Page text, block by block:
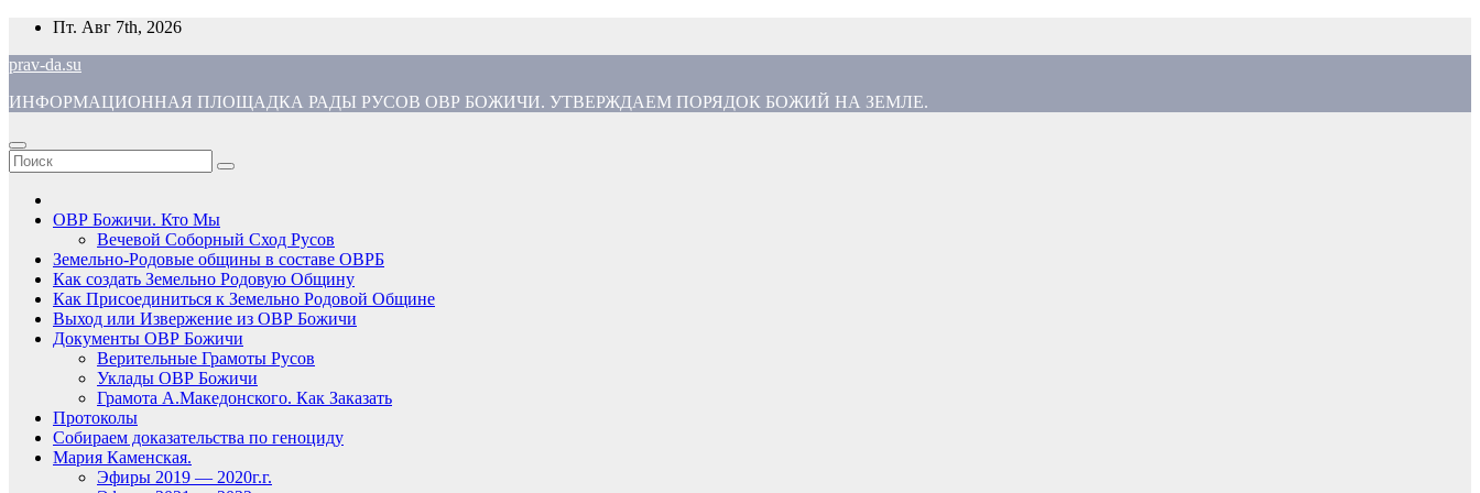
Перейти
содержимому
Пт. Авг 7th, 2026
prav-da.su
ИНФОРМАЦИОННАЯ ПЛОЩАДКА РАДЫ РУСОВ ОВР БОЖИЧИ. УТВЕРЖДАЕМ ПОРЯДОК БОЖИЙ НА ЗЕМЛЕ.
ОВР Божичи. Кто Мы
Вечевой Соборный Сход Русов
Земельно-Родовые общины в составе ОВРБ
Как создать Земельно Родовую Общину
Как Присоединиться к Земельно Родовой Общине
Выход или Извержение из ОВР Божичи
Документы ОВР Божичи
Верительные Грамоты Русов
Уклады ОВР Божичи
Грамота А.Македонского. Как Заказать
Протоколы
Собираем доказательства по геноциду
Мария Каменская.
Эфиры 2019 — 2020г.г.